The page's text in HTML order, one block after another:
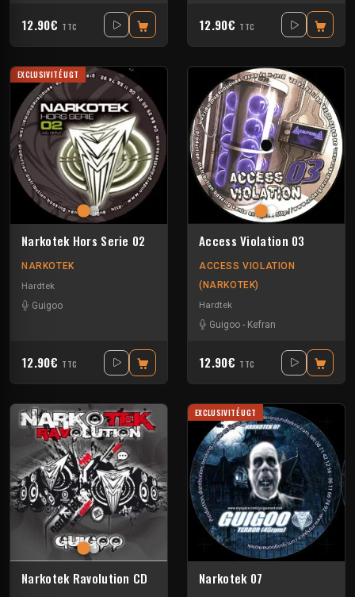
12.90€ TTC 12.90€ TTC
EXCLUSIVITÉ UGT
Narkotek Hors Serie 02
NARKOTEK
Hardtek
Guigoo
12.90€ TTC
Access Violation 03
ACCESS VIOLATION
(NARKOTEK)
Hardtek
Guigoo - Kefran
12.90€ TTC
Narkotek Ravolution CD
EXCLUSIVITÉ UGT
Narkotek 07